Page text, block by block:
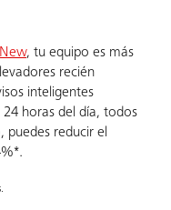
, tu equipo es más
recién
inteligentes
horas del día, todos
puedes reducir el